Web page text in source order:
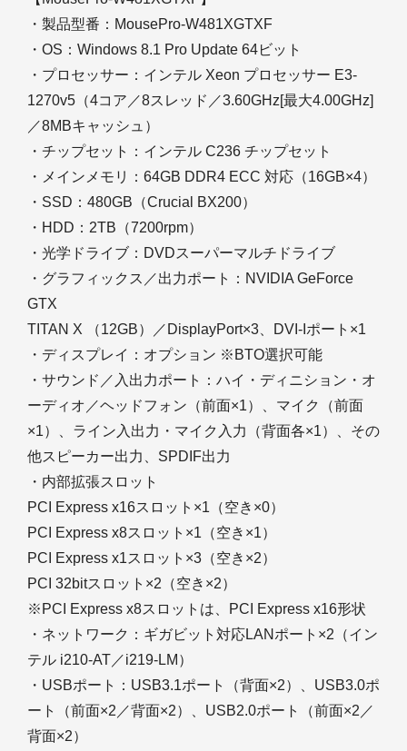
・製品型番：MousePro-W481XGTXF
・OS：Windows 8.1 Pro Update 64ビット
・プロセッサー：インテル Xeon プロセッサー E3-
1270v5（4コア／8スレッド／3.60GHz[最大4.00GHz]
／8MBキャッシュ）
・チップセット：インテル C236 チップセット
・メインメモリ：64GB DDR4 ECC 対応（16GB×4）
・SSD：480GB（Crucial BX200）
・HDD：2TB（7200rpm）
・光学ドライブ：DVDスーパーマルチドライブ
・グラフィックス／出力ポート：NVIDIA GeForce
GTX
TITAN X （12GB）／DisplayPort×3、DVI-Iポート×1
・ディスプレイ：オプション ※BTO選択可能
・サウンド／入出力ポート：ハイ・ディニション・オ
ーディオ／ヘッドフォン（前面×1）、マイク（前面
×1）、ライン入出力・マイク入力（背面各×1）、その
他スピーカー出力、SPDIF出力
・内部拡張スロット
PCI Express x16スロット×1（空き×0）
PCI Express x8スロット×1（空き×1）
PCI Express x1スロット×3（空き×2）
PCI 32bitスロット×2（空き×2）
※PCI Express x8スロットは、PCI Express x16形状
・ネットワーク：ギガビット対応LANポート×2（イン
テル i210-AT／i219-LM）
・USBポート：USB3.1ポート（背面×2）、USB3.0ポ
ート（前面×2／背面×2）、USB2.0ポート（前面×2／
背面×2）